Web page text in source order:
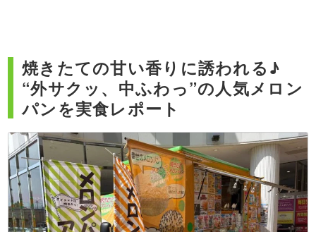
焼きたての甘い香りに誘われる♪
“外サクッ、中ふわっ”の人気メロン
パンを実食レポート